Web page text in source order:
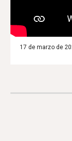
17 de marzo de